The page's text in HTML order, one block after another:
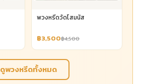
พวงหรีดวัดโสมนัส
฿3,500฿4,500
ดูพวงหรีดทั้งหมด